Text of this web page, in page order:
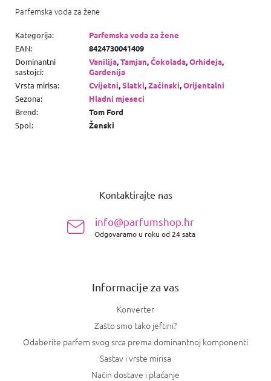
Parfemska voda za žene
Kategorija:
Parfemska voda za žene
EAN:
8424730041409
Dominantni
sastojci:
Vanilija,Tamjan,Čokolada,Orhideja,
Gardenija
Vrsta mirisa: Cvijetni,Slatki,Začinski,Orijentalni
Sezona:
Hladni mjeseci
Brend:
Tom Ford
Spol: Ženski
Kontaktirajte nas
info@parfumshop.hr
Odgovaramo u roku od 24 sata
Informacije za vas
Konverter
Zašto smo tako jeftini?
Odaberite parfem svog srca prema dominantnoj komponenti
Sastav i vrste mirisa
Način dostave i plaćanje